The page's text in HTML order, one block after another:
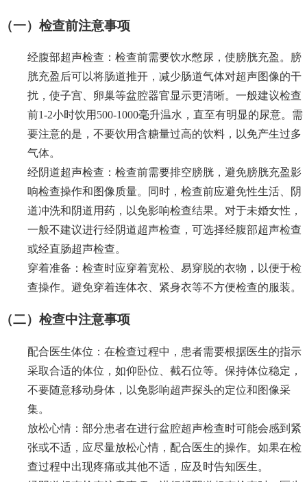
（一）检查前注意事项
经腹部超声检查：检查前需要饮水憋尿，使膀胱充盈。膀
胱充盈后可以将肠道推开，减少肠道气体对超声图像的干
扰，使子宫、卵巢等盆腔器官显示更清晰。一般建议检查
前1-2小时饮用500-1000毫升温水，直至有明显的尿意。需
要注意的是，不要饮用含糖量过高的饮料，以免产生过多
气体。
经阴道超声检查：检查前需要排空膀胱，避免膀胱充盈影
响检查操作和图像质量。同时，检查前应避免性生活、阴
道冲洗和阴道用药，以免影响检查结果。对于未婚女性，
一般不建议进行经阴道超声检查，可选择经腹部超声检查
或经直肠超声检查。
穿着准备：检查时应穿着宽松、易穿脱的衣物，以便于检
查操作。避免穿着连体衣、紧身衣等不方便检查的服装。
（二）检查中注意事项
配合医生体位：在检查过程中，患者需要根据医生的指示
采取合适的体位，如仰卧位、截石位等。保持体位稳定，
不要随意移动身体，以免影响超声探头的定位和图像采
集。
放松心情：部分患者在进行盆腔超声检查时可能会感到紧
张或不适，应尽量放松心情，配合医生的操作。如果在检
查过程中出现疼痛或其他不适，应及时告知医生。